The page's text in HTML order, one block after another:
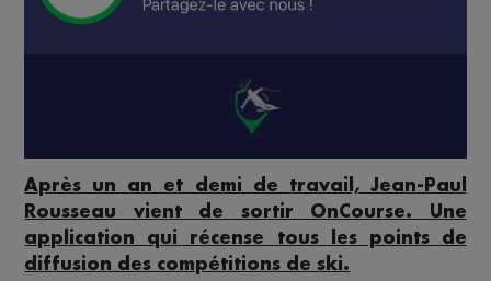
Après un an et demi de travail, Jean-Paul
Rousseau vient de sortir OnCourse. Une
application qui récense tous les points de
diffusion des compétitions de ski.